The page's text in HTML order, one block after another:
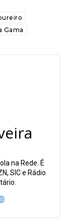
Gama
na Rede. É
SIC e Rádio